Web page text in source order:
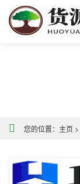
您的位置： 主页 >